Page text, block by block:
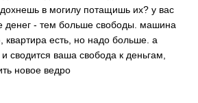
в могилу потащишь их? у вас
денег - тем больше свободы. машина
квартира есть, но надо больше. а
сводится ваша свобода к деньгам,
новое ведро